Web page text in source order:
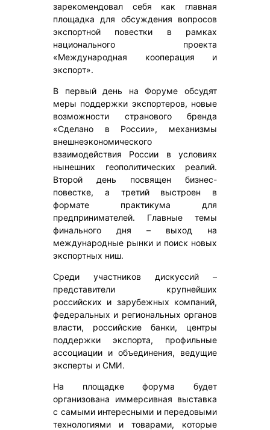
зарекомендовал себя как главная
площадка для обсуждения вопросов
экспортной повестки в рамках
национального проекта
«Международная кооперация и
экспорт».
В первый день на Форуме обсудят
меры поддержки экспортеров, новые
возможности странового бренда
«Сделано в России», механизмы
внешнеэкономического
взаимодействия России в условиях
нынешних геополитических реалий.
Второй день посвящен бизнес-
повестке, а третий выстроен в
формате практикума для
предпринимателей. Главные темы
финального дня – выход на
международные рынки и поиск новых
экспортных ниш.
Среди участников дискуссий –
представители крупнейших
российских и зарубежных компаний,
федеральных и региональных органов
власти, российские банки, центры
поддержки экспорта, профильные
ассоциации и объединения, ведущие
эксперты и СМИ.
На площадке форума будет
организована иммерсивная выставка
с самыми интересными и передовыми
технологиями и товарами, которые